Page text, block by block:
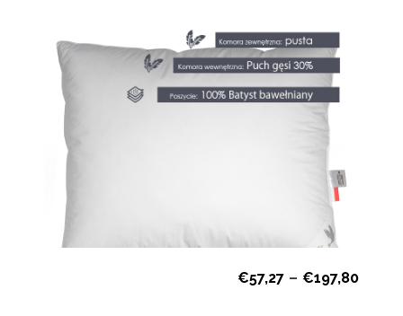
€57,27 – €197,80